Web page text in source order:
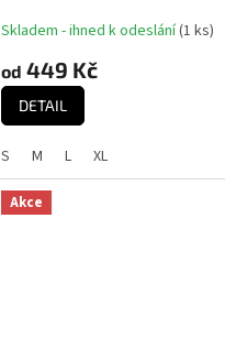
Skladem - ihned k odeslání(1 ks)
od 449 Kč
DETAIL
S M L XL
Akce